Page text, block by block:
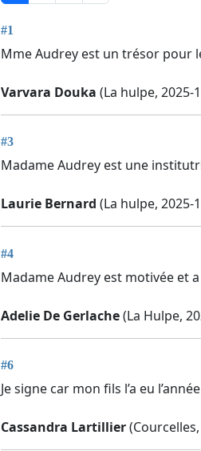
#1
Mme Audrey est un trésor pour
Varvara Douka (La hulpe, 2025-
#3
Madame Audrey est une
Laurie Bernard (La hulpe, 2025-
#4
Madame Audrey est motivée et
Adelie De Gerlache(La Hulpe,
#6
Je signe car mon fils l’a eu
Cassandra Lartillier